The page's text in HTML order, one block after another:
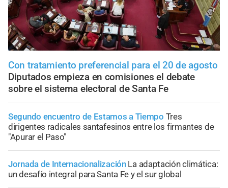
Con tratamiento preferencial para el 20 de agosto
Diputados empieza en comisiones el debate
sobre el sistema electoral de Santa Fe
Segundo encuentro de Estamos a Tiempo Tres
dirigentes radicales santafesinos entre los firmantes de
"Apurar el Paso"
Jornada de Internacionalización La adaptación climática:
un desafío integral para Santa Fe y el sur global